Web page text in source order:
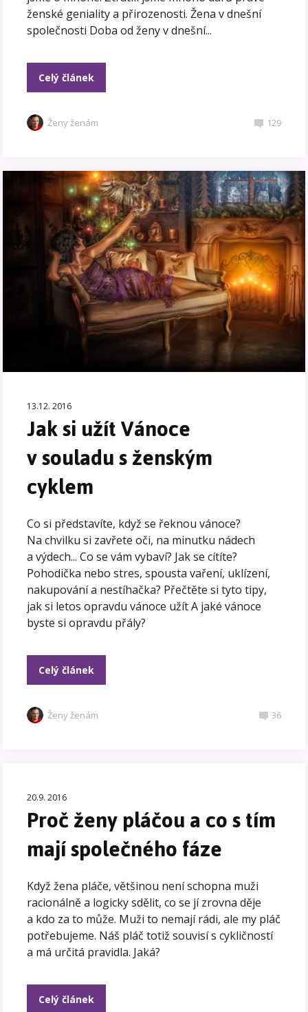
ženské geniality a přirozenosti. Žena v dnešní
společnosti Doba od ženy v dnešní...
Celý článek
Ženy ženám 129
13.12. 2016
Jak si užít Vánoce
v souladu s ženským
cyklem
Co si představíte, když se řeknou vánoce?
Na chvilku si zavřete oči, na minutku nádech
a výdech... Co se vám vybaví? Jak se cítíte?
Pohodička nebo stres, spousta vaření, uklízení,
nakupování a nestíhačka? Přečtěte si tyto tipy,
jak si letos opravdu vánoce užít A jaké vánoce
byste si opravdu přály?
Celý článek
Ženy ženám 36
20.9. 2016
Proč ženy pláčou a co s tím
mají společného fáze
Když žena pláče, většinou není schopna muži
racionálně a logicky sdělit, co se jí zrovna děje
a kdo za to může. Muži to nemají rádi, ale my pláč
potřebujeme. Náš pláč totiž souvisí s cykličností
a má určitá pravidla. Jaká?
Celý článek